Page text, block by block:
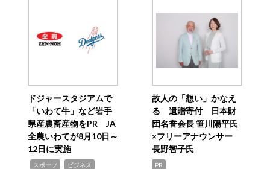
ドジャースタジアムで
「いわて牛」など岩手
県産農畜産物をPR JA
全農いわてが8月10日～
12日に実施
スポーツ ビジネス
故人の「想い」かなえ
る 遺贈寄付 日本財
団名誉会長 笹川陽平氏
×フリーアナウンサー
長野智子氏
PR